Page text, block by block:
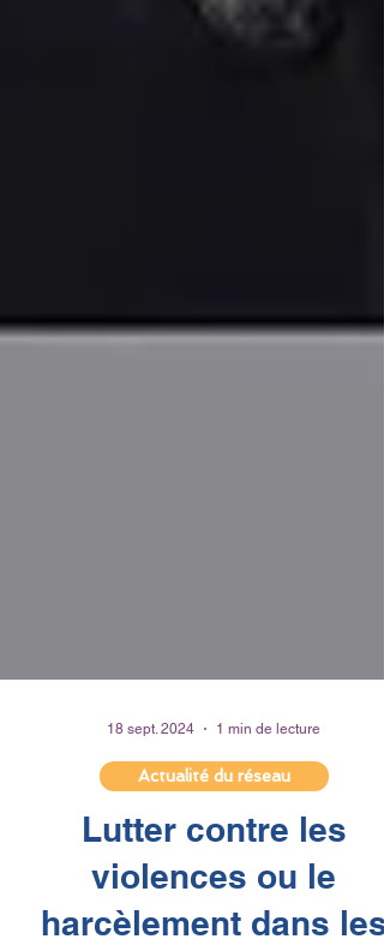
18 sept. 2024 1 min de lecture
Actualité du réseau
Lutter contre les
violences ou le